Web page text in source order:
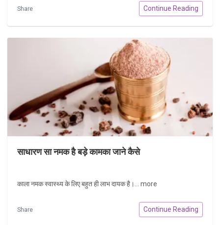
Share Continue Reading
साधारण सा नमक है बड़े कामका जाने कैसे
काला नमक स्वास्थ्य के लिए बहुत ही लाभ दायक है।... more
Share Continue Reading